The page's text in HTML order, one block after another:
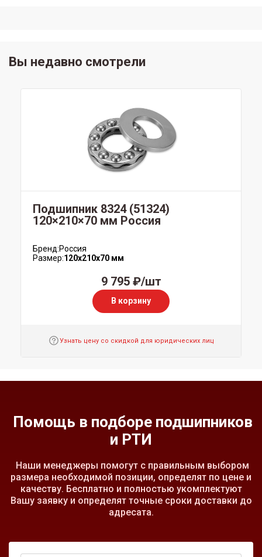
Вы недавно смотрели
Подшипник 8324 (51324)
120×210×70 мм Россия
Бренд:Россия
Размер:120x210x70 мм
9 795 ₽/шт
В корзину
Узнать цену со скидкой для юридических лиц
Помощь в подборе подшипников
и РТИ
Наши менеджеры помогут с правильным выбором
размера необходимой позиции, определят по цене и
качеству. Бесплатно и полностью укомплектуют
Вашу заявку и определят точные сроки доставки до
адресата.